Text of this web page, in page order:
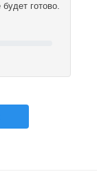
готово.